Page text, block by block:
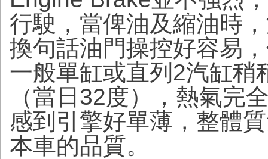
行駛，當俾油及縮油時
換句話油門操控好容易
一般單缸或直列2汽缸稍
（當日32度），熱氣完
感到引擎好單薄，整體
本車的品質。